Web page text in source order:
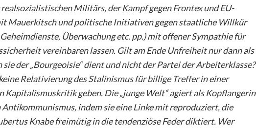
Militärs, der Kampf gegen Frontex und EU-
Mauerkitsch und politische Initiativen gegen staatliche Willkür
Überwachung etc. pp.) mit offener Sympathie für
vereinbaren lassen. Gilt am Ende Unfreiheit nur dann als
sie der „Bourgeoisie“ dient und nicht der Partei der Arbeiterklasse?
Relativierung des Stalinismus für billige Treffer in einer
Kapitalismuskritik geben. Die „junge Welt“ agiert als Kopflangerin
indem sie eine Linke mit reproduziert, die
Knabe freimütig in die tendenziöse Feder diktiert. Wer